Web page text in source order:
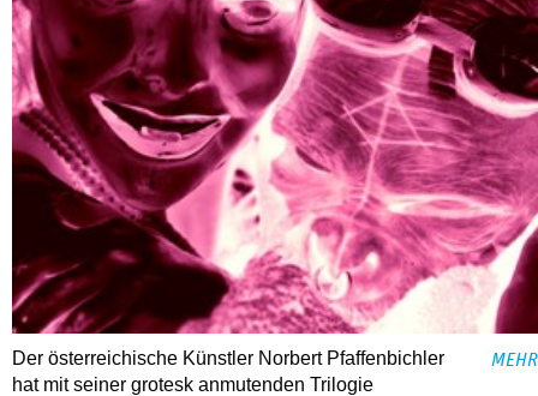
Der österreichische Künstler Norbert Pfaffenbichler
hat mit seiner grotesk anmutenden Trilogie
MEHR